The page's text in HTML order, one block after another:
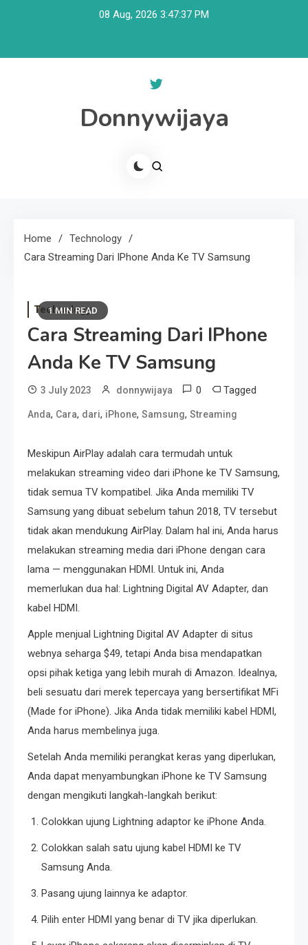
08 Aug, 2026 3:47:37 PM
Donnywijaya
Home
Technology
Cara Streaming Dari IPhone Anda Ke TV Samsung
1 MIN READ
Technology
Cara Streaming Dari IPhone
Anda Ke TV Samsung
3 July 2023 donnywijaya 0 Tagged
Anda, Cara, dari, iPhone, Samsung, Streaming
Meskipun AirPlay adalah cara termudah untuk
melakukan streaming video dari iPhone ke TV Samsung,
tidak semua TV kompatibel. Jika Anda memiliki TV
Samsung yang dibuat sebelum tahun 2018, TV tersebut
tidak akan mendukung AirPlay. Dalam hal ini, Anda harus
melakukan streaming media dari iPhone dengan cara
lama — menggunakan HDMI. Untuk ini, Anda
memerlukan dua hal: Lightning Digital AV Adapter, dan
kabel HDMI.
Apple menjual Lightning Digital AV Adapter di situs
webnya seharga $49, tetapi Anda bisa mendapatkan
opsi pihak ketiga yang lebih murah di Amazon. Idealnya,
beli sesuatu dari merek tepercaya yang bersertifikat MFi
(Made for iPhone). Jika Anda tidak memiliki kabel HDMI,
Anda harus membelinya juga.
Setelah Anda memiliki perangkat keras yang diperlukan,
Anda dapat menyambungkan iPhone ke TV Samsung
dengan mengikuti langkah-langkah berikut:
Colokkan ujung Lightning adaptor ke iPhone Anda.
Colokkan salah satu ujung kabel HDMI ke TV
Samsung Anda.
Pasang ujung lainnya ke adaptor.
Pilih enter HDMI yang benar di TV jika diperlukan.